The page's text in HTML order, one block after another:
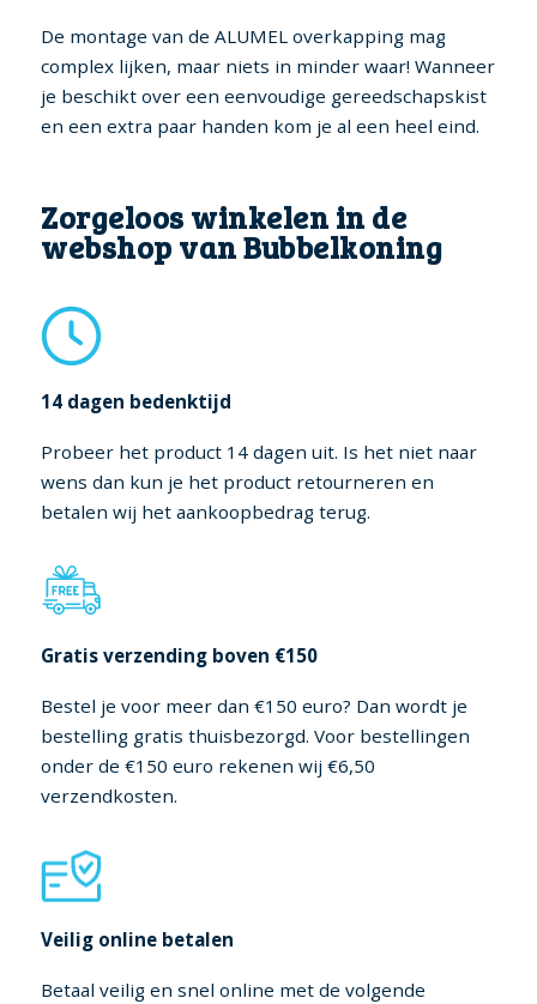
De montage van de ALUMEL overkapping mag
complex lijken, maar niets in minder waar! Wanneer
je beschikt over een eenvoudige gereedschapskist
en een extra paar handen kom je al een heel eind.
Zorgeloos winkelen in de
webshop van Bubbelkoning
14 dagen bedenktijd
Probeer het product 14 dagen uit. Is het niet naar
wens dan kun je het product retourneren en
betalen wij het aankoopbedrag terug.
Gratis verzending boven €150
Bestel je voor meer dan €150 euro? Dan wordt je
bestelling gratis thuisbezorgd. Voor bestellingen
onder de €150 euro rekenen wij €6,50
verzendkosten.
Veilig online betalen
Betaal veilig en snel online met de volgende